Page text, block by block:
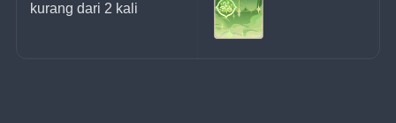
kurang dari 2 kali